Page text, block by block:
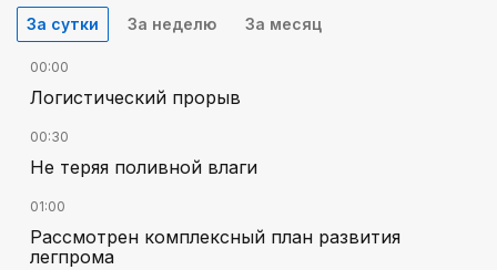
За сутки За неделю За месяц
00:00
Логистический прорыв
00:30
Не теряя поливной влаги
01:00
Рассмотрен комплексный план развития
легпрома